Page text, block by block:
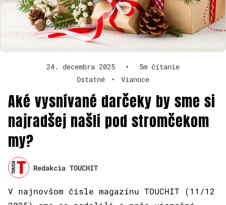
24. decembra 2025 •
5m čítanie
Ostatné
• Vianoce
Aké vysnívané darčeky by sme si
najradšej našli pod stromčekom
my?
Redakcia TOUCHIT
V najnovšom čísle magazínu TOUCHIT (11/12